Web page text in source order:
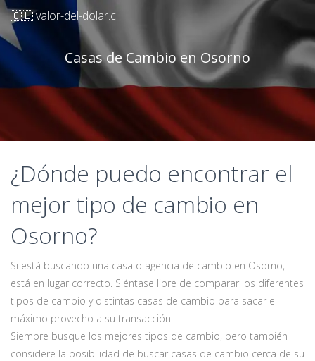
🇨🇱 valor-del-dolar.cl
Casas de Cambio en Osorno
¿Dónde puedo encontrar el
mejor tipo de cambio en
Osorno?
Si está buscando una casa o agencia de cambio en Osorno,
está en lugar correcto. Siéntase libre de comparar los diferentes
tipos de cambio y distintas casas de cambio para sacar el
máximo provecho a su transacción.
Siempre busque los mejores tipos de cambio, pero también
considere la posibilidad de buscar casas de cambio cerca de su